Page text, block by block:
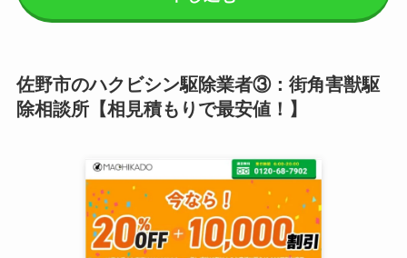
佐野市のハクビシン駆除業者③：街角害獣駆
除相談所【相見積もりで最安値！】